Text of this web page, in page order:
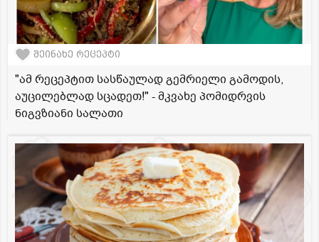
შეინახე რეცეპტი
"ამ რეცეპტით სასწაულად გემრიელი გამოდის,
აუცილებლად სცადეთ!" - მკვახე პომიდრვის
ნიგვზიანი სალათი